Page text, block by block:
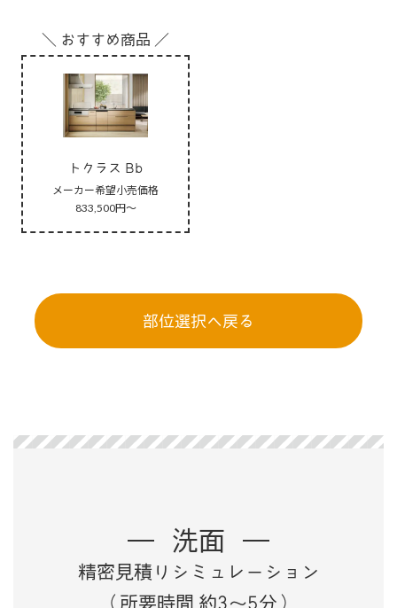
＼ おすすめ商品 ／
トクラス Bb
メーカー希望小売価格
833,500円～
部位選択へ戻る
洗面
精密見積りシミュレーション
（所要時間 約3～5分）